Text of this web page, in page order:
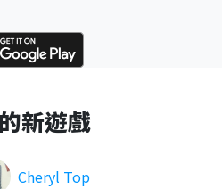
新遊戲
Cheryl Top